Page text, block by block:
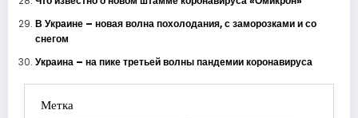
В Украине – новая волна похолодания, с заморозками и со
снегом
Украина – на пике третьей волны пандемии коронавируса
Метка